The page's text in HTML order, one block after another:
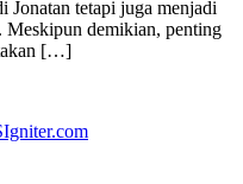
Jonatan tetapi juga menjadi
Meskipun demikian, penting
[…]